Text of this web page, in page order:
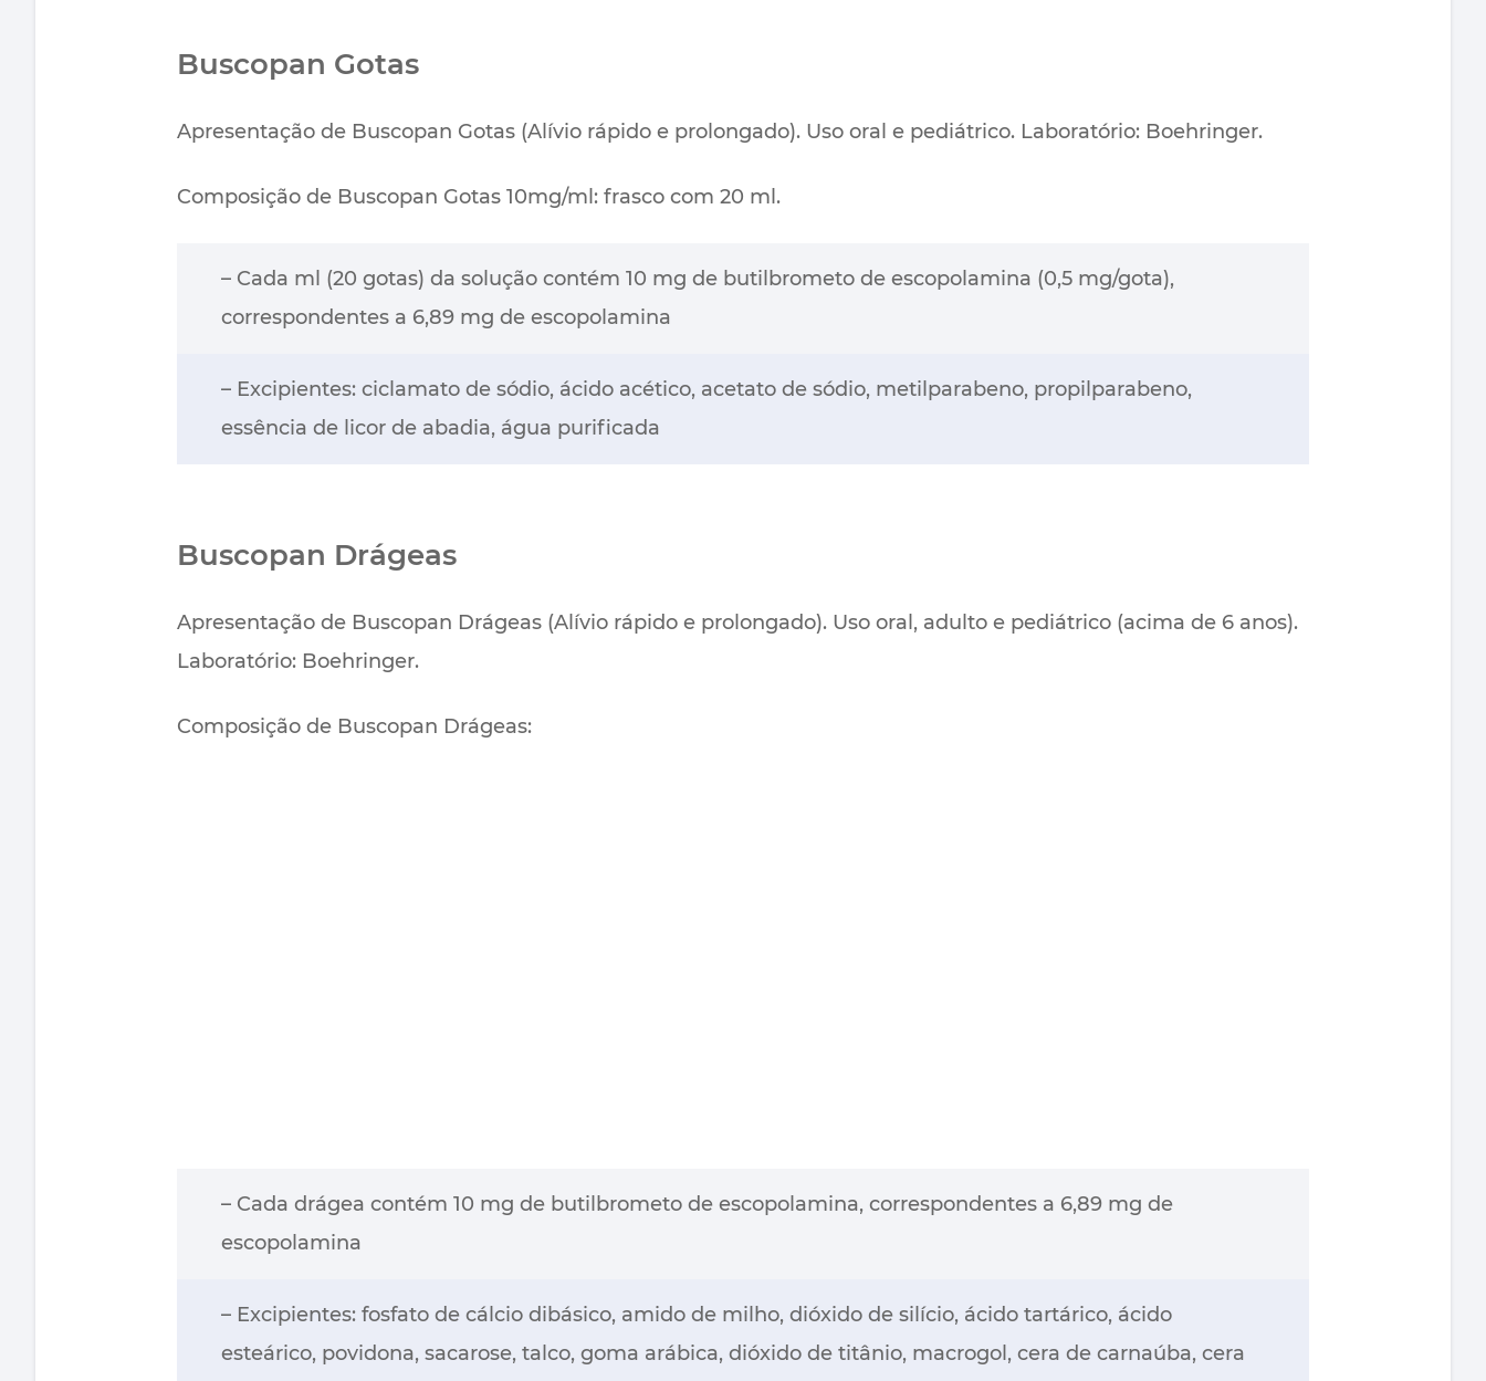
Buscopan Gotas
Apresentação de Buscopan Gotas (Alívio rápido e prolongado). Uso oral e pediátrico. Laboratório: Boehringer.
Composição de Buscopan Gotas 10mg/ml: frasco com 20 ml.
– Cada ml (20 gotas) da solução contém 10 mg de butilbrometo de escopolamina (0,5 mg/gota),
correspondentes a 6,89 mg de escopolamina
– Excipientes: ciclamato de sódio, ácido acético, acetato de sódio, metilparabeno, propilparabeno,
essência de licor de abadia, água purificada
Buscopan Drágeas
Apresentação de Buscopan Drágeas (Alívio rápido e prolongado). Uso oral, adulto e pediátrico (acima de 6 anos).
Laboratório: Boehringer.
Composição de Buscopan Drágeas:
– Cada drágea contém 10 mg de butilbrometo de escopolamina, correspondentes a 6,89 mg de
escopolamina
– Excipientes: fosfato de cálcio dibásico, amido de milho, dióxido de silício, ácido tartárico, ácido
esteárico, povidona, sacarose, talco, goma arábica, dióxido de titânio, macrogol, cera de carnaúba, cera